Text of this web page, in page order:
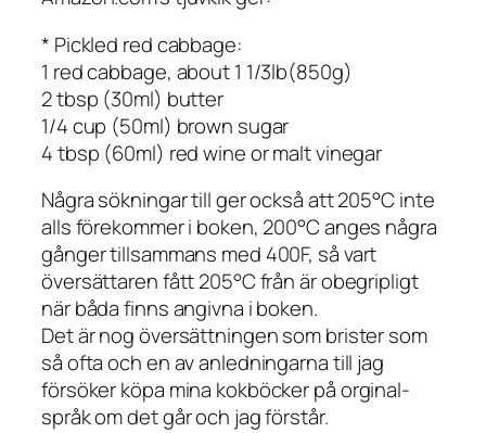
* Pickled red cabbage:
1 red cabbage, about 1 1/3lb(850g)
2 tbsp (30ml) butter
1/4 cup (50ml) brown sugar
4 tbsp (60ml) red wine or malt vinegar
Några sökningar till ger också att 205°C inte
alls förekommer i boken, 200°C anges några
gånger tillsammans med 400F, så vart
översättaren fått 205°C från är obegripligt
när båda finns angivna i boken.
Det är nog översättningen som brister som
så ofta och en av anledningarna till jag
försöker köpa mina kokböcker på orginal-
språk om det går och jag förstår.